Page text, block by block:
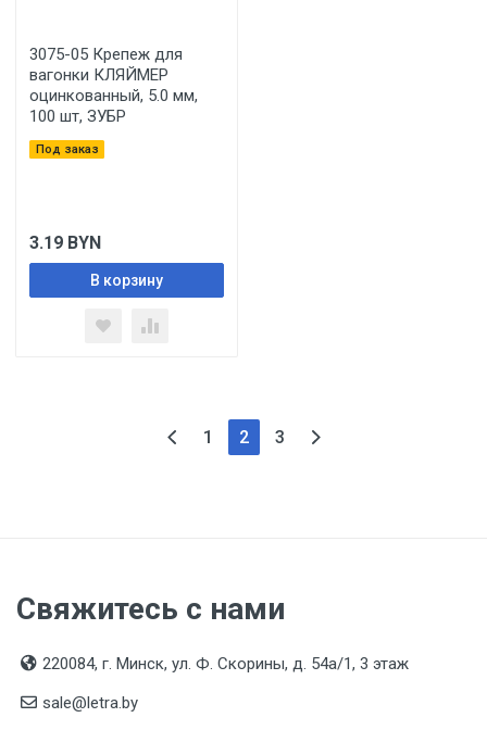
3075-05 Крепеж для
вагонки КЛЯЙМЕР
оцинкованный, 5.0 мм,
100 шт, ЗУБР
Под заказ
3.19 BYN
В корзину
1 2 3
Свяжитесь с нами
220084, г. Минск, ул. Ф. Скорины, д. 54а/1, 3 этаж
sale@letra.by